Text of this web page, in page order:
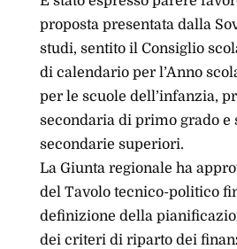
proposta presentata dalla
studi, sentito il Consiglio
di calendario per l’Anno
per le scuole dell’infanzia,
secondaria di primo grado e
secondarie superiori.
La Giunta regionale ha
del Tavolo tecnico-politico
definizione della
dei criteri di riparto dei